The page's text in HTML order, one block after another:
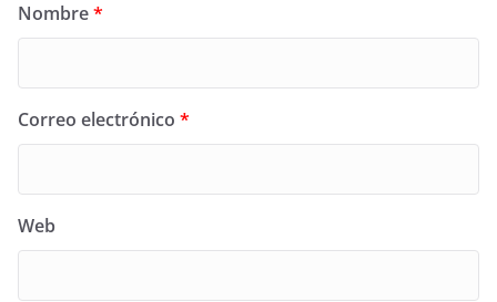
Nombre*
Correo electrónico *
Web